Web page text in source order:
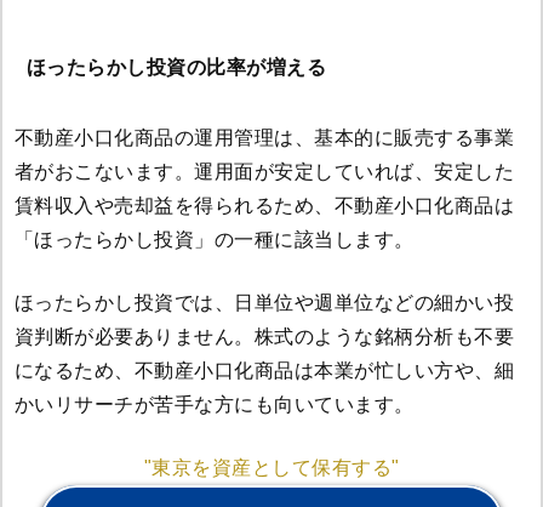
ほったらかし投資の比率が増える
不動産小口化商品の運用管理は、基本的に販売する事業
者がおこないます。運用面が安定していれば、安定した
賃料収入や売却益を得られるため、不動産小口化商品は
「ほったらかし投資」の一種に該当します。
ほったらかし投資では、日単位や週単位などの細かい投
資判断が必要ありません。株式のような銘柄分析も不要
になるため、不動産小口化商品は本業が忙しい方や、細
かいリサーチが苦手な方にも向いています。
"東京を資産として保有する"